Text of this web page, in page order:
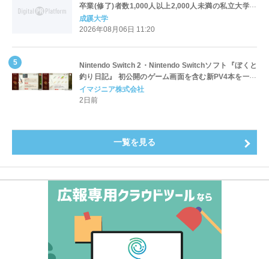
卒業(修了)者数1,000人以上2,000人未満の私立大学で
全国第1位を獲得！～実就職率は26.5%（前年比＋
4.3pt）に伸長、東京の私立大学でも10位にランクイン
成蹊大学
2026年08月06日 11:20
Nintendo Switch 2・Nintendo Switchソフト『ぼくと
釣り日記』 初公開のゲーム画面を含む新PV4本を一挙
公開！
イマジニア株式会社
2日前
一覧を見る